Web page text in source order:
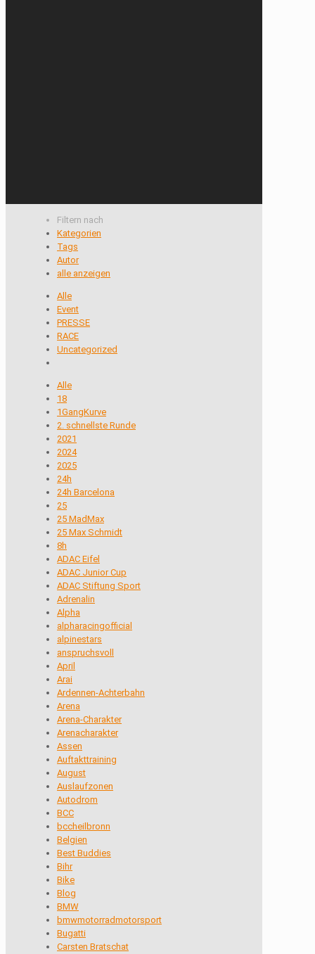
Filtern nach
Kategorien
Tags
Autor
alle anzeigen
Alle
Event
PRESSE
RACE
Uncategorized
Alle
18
1GangKurve
2. schnellste Runde
2021
2024
2025
24h
24h Barcelona
25
25 MadMax
25 Max Schmidt
8h
ADAC Eifel
ADAC Junior Cup
ADAC Stiftung Sport
Adrenalin
Alpha
alpharacingofficial
alpinestars
anspruchsvoll
April
Arai
Ardennen-Achterbahn
Arena
Arena-Charakter
Arenacharakter
Assen
Auftakttraining
August
Auslaufzonen
Autodrom
BCC
bccheilbronn
Belgien
Best Buddies
Bihr
Bike
Blog
BMW
bmwmotorradmotorsport
Bugatti
Carsten Bratschat